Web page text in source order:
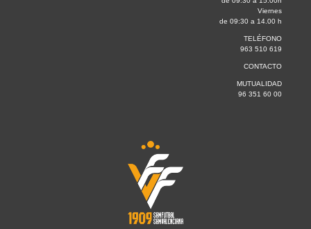
Viernes
de 09:30 a 14.00 h
TELÉFONO
963 510 619
CONTACTO
MUTUALIDAD
96 351 60 00